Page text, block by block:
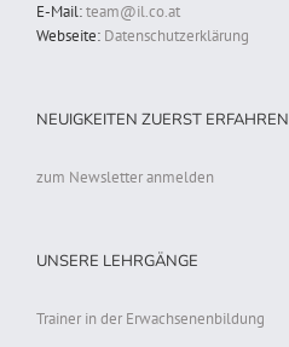
E-Mail:team@il.co.at
Webseite: Datenschutzerklärung
NEUIGKEITEN ZUERST ERFAHREN
zum Newsletter anmelden
UNSERE LEHRGÄNGE
Trainer in der Erwachsenenbildung